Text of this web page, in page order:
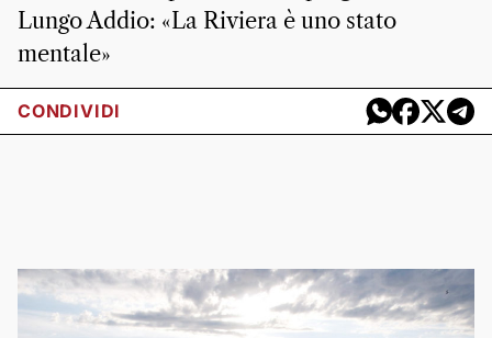
Lungo Addio: «La Riviera è uno stato
mentale»
CONDIVIDI